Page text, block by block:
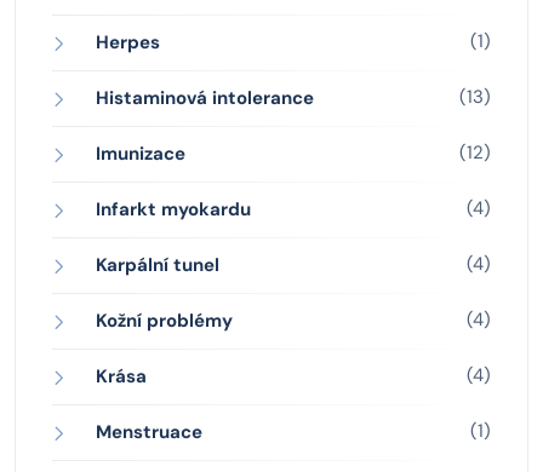
Herpes (1)
Histaminová intolerance (13)
Imunizace (12)
Infarkt myokardu (4)
Karpální tunel (4)
Kožní problémy (4)
Krása (4)
Menstruace (1)